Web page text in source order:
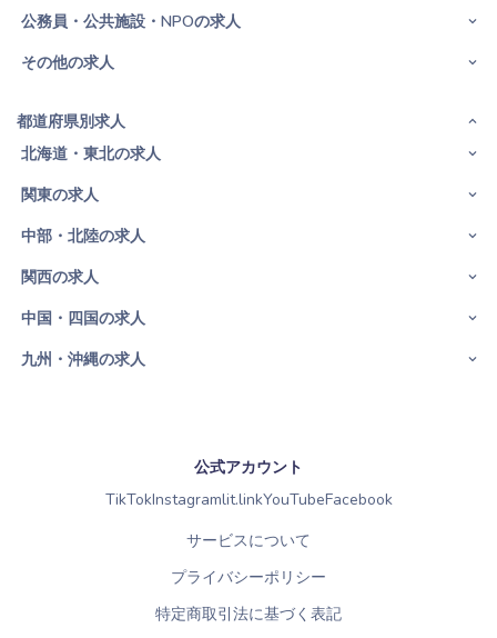
公務員・公共施設・NPOの求人
その他の求人
都道府県別求人
北海道・東北の求人
関東の求人
中部・北陸の求人
関西の求人
中国・四国の求人
九州・沖縄の求人
公式アカウント
TikTokInstagramlit.linkYouTubeFacebook
サービスについて
プライバシーポリシー
特定商取引法に基づく表記